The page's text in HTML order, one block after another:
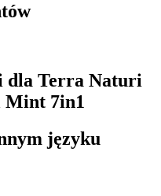
dla Terra Naturi
Mint 7in1
języku